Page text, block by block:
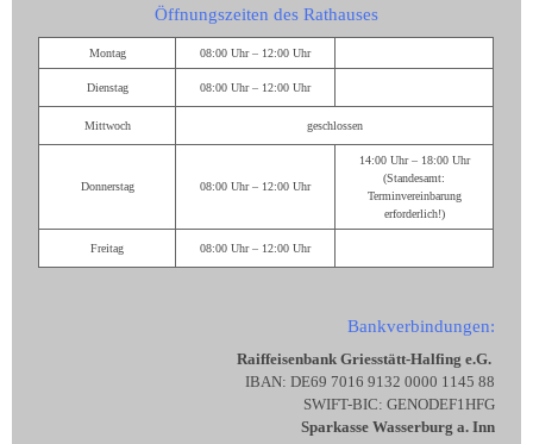
Öffnungszeiten des Rathauses
Montag 08:00 Uhr – 12:00 Uhr
Dienstag 08:00 Uhr – 12:00 Uhr
Mittwoch geschlossen
Donnerstag 08:00 Uhr – 12:00 Uhr
14:00 Uhr – 18:00 Uhr
(Standesamt:
Terminvereinbarung
erforderlich!)
Freitag 08:00 Uhr – 12:00 Uhr
Bankverbindungen:
Raiffeisenbank Griesstätt-Halfing e.G.
IBAN: DE69 7016 9132 0000 1145 88
SWIFT-BIC: GENODEF1HFG
Sparkasse Wasserburg a. Inn